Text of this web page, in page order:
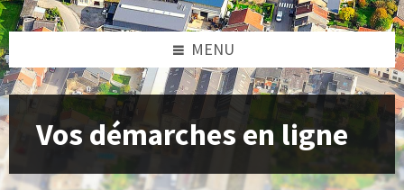
MENU
Vos démarches en ligne